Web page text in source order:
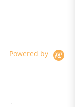
Powered by